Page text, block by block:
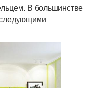
В большинстве